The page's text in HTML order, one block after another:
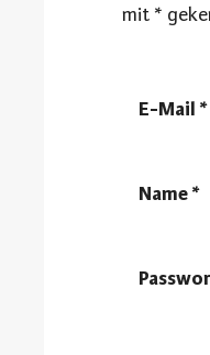
mit *
E-Mail *
Name *